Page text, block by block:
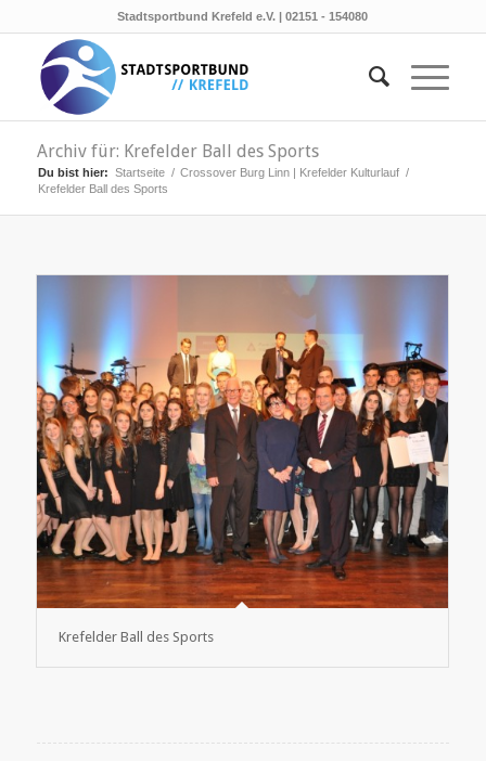
Stadtsportbund Krefeld e.V. | 02151 - 154080
Archiv für: Krefelder Ball des Sports
Du bist hier: Startseite / Crossover Burg Linn | Krefelder Kulturlauf /
Krefelder Ball des Sports
Krefelder Ball des Sports